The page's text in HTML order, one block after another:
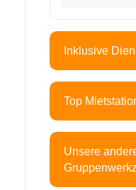
Inklusive
Top
Unsere